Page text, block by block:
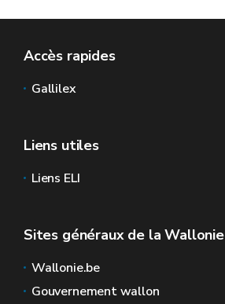
Accès rapides
Gallilex
Liens utiles
Liens ELI
Sites généraux de la Wallonie
Wallonie.be
Gouvernement wallon